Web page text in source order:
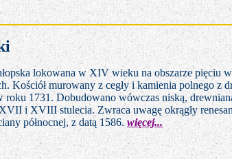
lokowana w XIV wieku na obszarze pięciu
Kościół murowany z cegły i kamienia polnego z
1731. Dobudowano wówczas niską,
i XVIII stulecia. Zwraca uwagę okrągły
północnej, z datą 1586. więcej...